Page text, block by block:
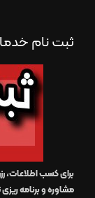
ثبت نام
مشاوره و برنامه